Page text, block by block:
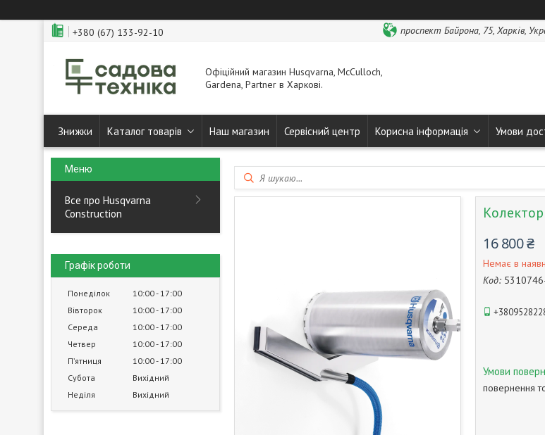
+380 (67) 133-92-10 проспект Байрона, 75, Харків,
Офіційний магазин Husqvarna, McCulloch,
Gardena, Partner в Харкові.
Знижки Каталог товарів Наш магазин Сервісний центр Корисна інформація Умови
Все про Husqvarna
Construction
Графік роботи
Понеділок 10:00 17:00
Вівторок
10:00 17:00
Середа
10:00 17:00
Четвер
10:00 17:00
Пʼятниця
10:00 17:00
Субота
Вихідний
Неділя
Вихідний
16 800 ₴
Немає в
Код:
повернення